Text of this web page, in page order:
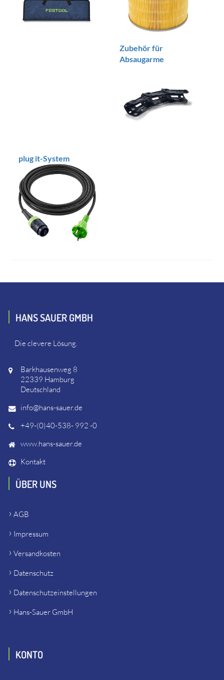
Zubehör für
Absaugarme
plug it-System
HANS SAUER GMBH
Die clevere Lösung.
Barkhausenweg 8
22339 Hamburg
Deutschland
info@hans-sauer.de
+49-(0)40-538- 992 -0
www.hans-sauer.de
Kontakt
ÜBER UNS
AGB
Impressum
Versandkosten
Datenschutz
Datenschutzeinstellungen
Hans-Sauer GmbH
KONTO